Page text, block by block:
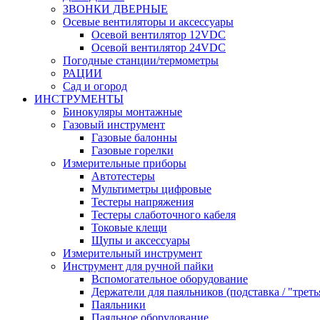
ЗВОНКИ ДВЕРНЫЕ
Осевые вентиляторы и аксессуары
Осевой вентилятор 12VDC
Осевой вентилятор 24VDC
Погодные станции/термометры
РАЦИИ
Сад и огород
ИНСТРУМЕНТЫ
Бинокуляры монтажные
Газовый инструмент
Газовые балонны
Газовые горелки
Измерительные приборы
Автотестеры
Мультиметры цифровые
Тестеры напряжения
Тестеры слаботочного кабеля
Токовые клещи
Щупы и аксессуары
Измерительный инструмент
Инструмент для ручной пайки
Вспомогательное оборудование
Держатели для паяльников (подставка /
Паяльники
Паяльное оборудование